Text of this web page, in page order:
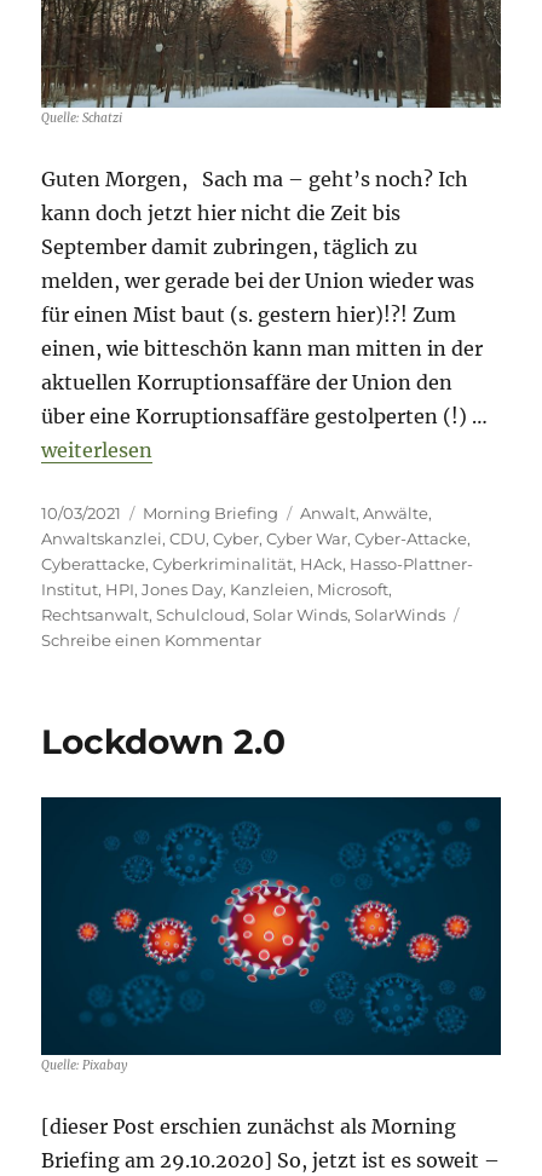
Quelle: Schatzi
Guten Morgen, Sach ma – geht’s noch? Ich
kann doch jetzt hier nicht die Zeit bis
September damit zubringen, täglich zu
melden, wer gerade bei der Union wieder was
für einen Mist baut (s. gestern hier)!?! Zum
einen, wie bitteschön kann man mitten in der
aktuellen Korruptionsaffäre der Union den
über eine Korruptionsaffäre gestolperten (!) …
„Morning Briefing – 10. März 2021 – Cyber-
weiterlesen
Veröffentlicht
am
10/03/2021 Kategorien
Morning Briefing Schlagwörter
Anwalt,Anwälte,
Anwaltskanzlei,CDU,Cyber,Cyber War,Cyber-Attacke,
Cyberattacke,Cyberkriminalität, HAck, Hasso-Plattner-
Institut, HPI,Jones Day, Kanzleien, Microsoft,
Rechtsanwalt,Schulcloud,Solar Winds,SolarWinds
Schreibe einen Kommentarzu
10.
Cyber-
Risiken
–
das
hat
uns
Lockdown 2.0
Quelle: Pixabay
[dieser Post erschien zunächst als Morning
Briefing am 29.10.2020] So, jetzt ist es soweit –